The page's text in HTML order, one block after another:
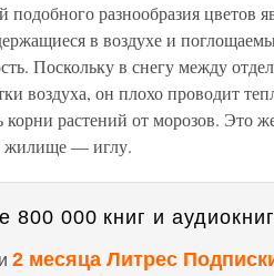
разнообразия цветов
в воздухе и
Поскольку в снегу между
воздуха, он плохо проводит
растений от морозов. Это
жилище — иглу.
800 000 книг и
2 месяца Литрес